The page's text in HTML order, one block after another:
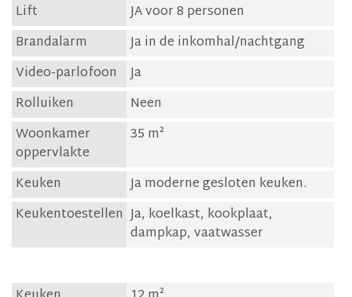
Lift
JA voor 8 personen
Brandalarm
Ja in de inkomhal/nachtgang
Video-parlofoon
Ja
Rolluiken
Neen
Woonkamer
oppervlakte
35 m²
Keuken
Ja moderne gesloten keuken.
Keukentoestellen Ja, koelkast, kookplaat,
dampkap, vaatwasser